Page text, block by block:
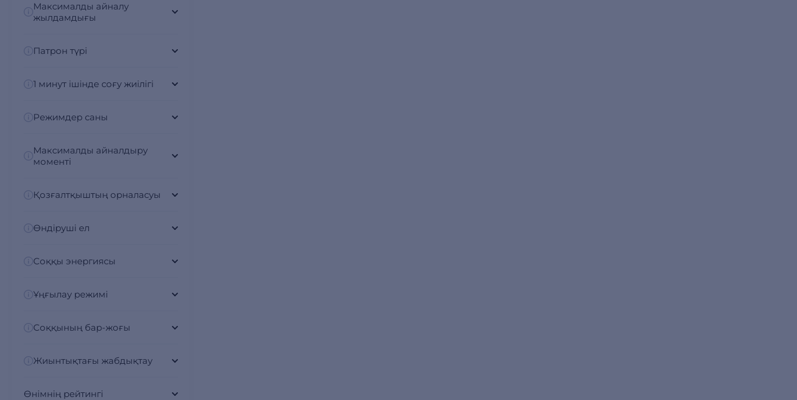
Максималды айналу
жылдамдығы
Патрон түрі
1 минут ішінде соғу жиілігі
Режимдер саны
Максималды айналдыру
моменті
Қозғалтқыштың орналасуы
Өндіруші ел
Соққы энергиясы
Ұңғылау режимі
Соққының бар-жоғы
Жиынтықтағы жабдықтау
Өнімнің рейтингі